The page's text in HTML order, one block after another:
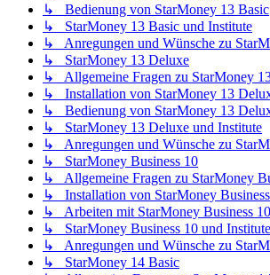
↳ Bedienung von StarMoney 13 Basic
↳ StarMoney 13 Basic und Institute
↳ Anregungen und Wünsche zu
↳ StarMoney 13 Deluxe
↳ Allgemeine Fragen zu StarMoney
↳ Installation von StarMoney 13
↳ Bedienung von StarMoney 13
↳ StarMoney 13 Deluxe und Institute
↳ Anregungen und Wünsche zu
↳ StarMoney Business 10
↳ Allgemeine Fragen zu StarMoney
↳ Installation von StarMoney
↳ Arbeiten mit StarMoney Business 10
↳ StarMoney Business 10 und Institute
↳ Anregungen und Wünsche zu
↳ StarMoney 14 Basic